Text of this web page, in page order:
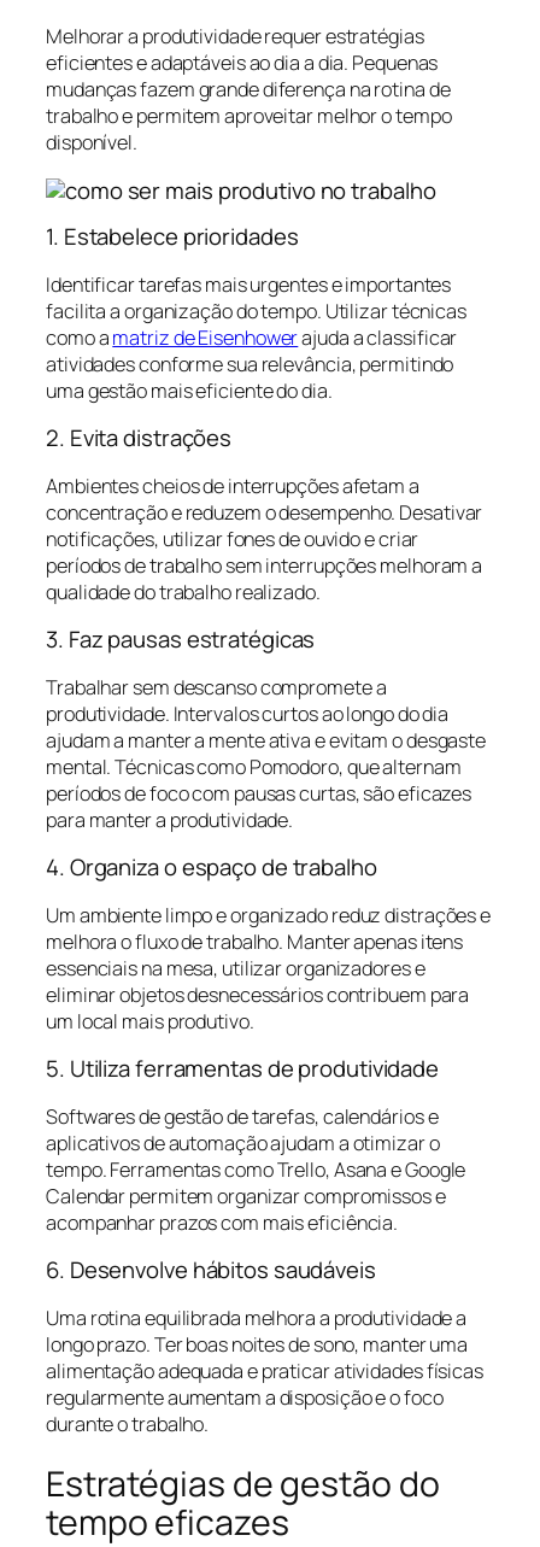
Melhorar a produtividade requer estratégias
eficientes e adaptáveis ao dia a dia. Pequenas
mudanças fazem grande diferença na rotina de
trabalho e permitem aproveitar melhor o tempo
disponível.
1. Estabelece prioridades
Identificar tarefas mais urgentes e importantes
facilita a organização do tempo. Utilizar técnicas
como amatriz de Eisenhowerajuda a classificar
atividades conforme sua relevância, permitindo
uma gestão mais eficiente do dia.
2. Evita distrações
Ambientes cheios de interrupções afetam a
concentração e reduzem o desempenho. Desativar
notificações, utilizar fones de ouvido e criar
períodos de trabalho sem interrupções melhoram a
qualidade do trabalho realizado.
3. Faz pausas estratégicas
Trabalhar sem descanso compromete a
produtividade. Intervalos curtos ao longo do dia
ajudam a manter a mente ativa e evitam o desgaste
mental. Técnicas como Pomodoro, que alternam
períodos de foco com pausas curtas, são eficazes
para manter a produtividade.
4. Organiza o espaço de trabalho
Um ambiente limpo e organizado reduz distrações e
melhora o fluxo de trabalho. Manter apenas itens
essenciais na mesa, utilizar organizadores e
eliminar objetos desnecessários contribuem para
um local mais produtivo.
5. Utiliza ferramentas de produtividade
Softwares de gestão de tarefas, calendários e
aplicativos de automação ajudam a otimizar o
tempo. Ferramentas como Trello, Asana e Google
Calendar permitem organizar compromissos e
acompanhar prazos com mais eficiência.
6. Desenvolve hábitos saudáveis
Uma rotina equilibrada melhora a produtividade a
longo prazo. Ter boas noites de sono, manter uma
alimentação adequada e praticar atividades físicas
regularmente aumentam a disposição e o foco
durante o trabalho.
Estratégias de gestão do
tempo eficazes